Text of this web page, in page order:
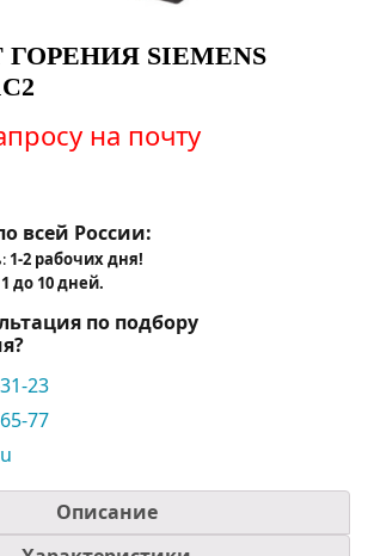
SIEMENS
на почту
всей России:
1-2 рабочих дня!
до 10 дней.
по подбору
23
77
Описание